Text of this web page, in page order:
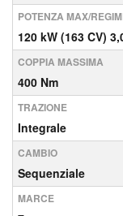
POTENZA MAX/
120 kW (163 CV)
COPPIA MASSIMA
400 Nm
TRAZIONE
Integrale
CAMBIO
Sequenziale
MARCE